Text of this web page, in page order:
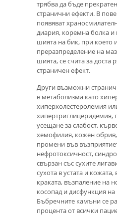
трябва да бъде
странични ефекти. В
появяват
диария, коремна болка и
шията на бик, при което
преразпределение на
шията, се счита за доста
страничен ефект.
Други възможни
в метаболизма като
хиперхолестеролемия
хипертриглицеридемия,
усещане за слабост,
хемофилия, кожен
промени във
нефротоксичност,
свързан със сухите
сухота в устата и
краката, възпаление на
косопад и дисфункция
Бъбречните камъни се
процента от всички